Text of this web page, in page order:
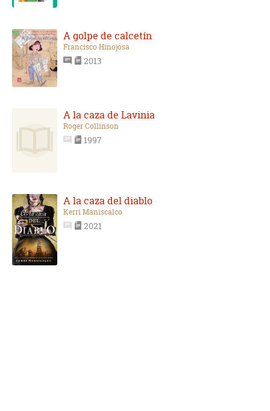
A golpe de calcetín
Francisco Hinojosa
2013
A la caza de Lavinia
Roger Collinson
1997
A la caza del diablo
Kerri Maniscalco
2021